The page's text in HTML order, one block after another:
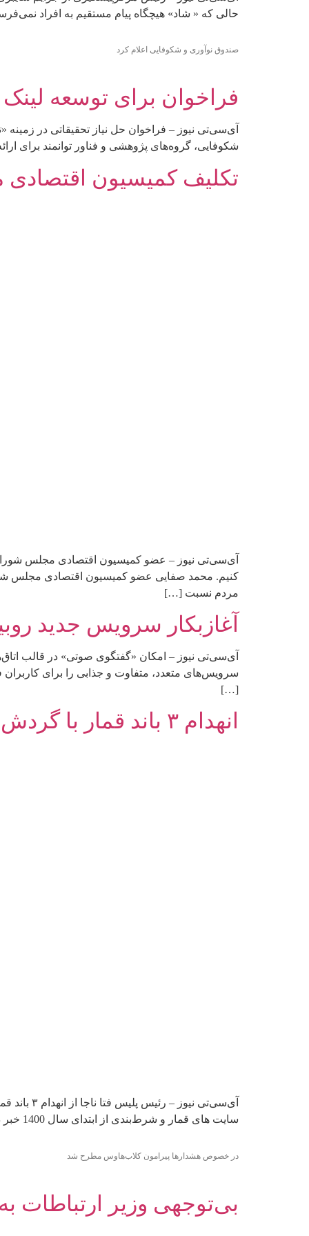
حالی که « شاد» هیچگاه پیام مستقیم به افراد
صندوق نوآوری و شکوفایی اعلام کرد
فراخوان برای توسعه
آی‌سی‌تی نیوز – فراخوان حل نیاز تحقیقاتی در
شکوفایی، گروه‌های پژوهشی و فناور توانمند برای ارائه راه‌حل مذکور باید تا ۲۰ اردیبهشت ماه سال جاری پروپوزال
تکلیف کمیسیون اقتصادی
آی‌سی‌تی نیوز – عضو کمیسیون اقتصادی مجلس
کنیم. محمد صفایی عضو کمیسیون اقتصادی مجلس
مردم نسبت […]
آغازبکار سرویس جدید
آی‌سی‌تی نیوز – امکان «گفتگوی صوتی» در قالب
سرویس‌های متعدد، متفاوت و جذابی را برای
[…]
انهدام ۳ باند قمار با گردش مالی 2هزار میلیارد تومانی!
سایت های قمار و شرط‌بندی از ابتدای سال 1400 خبر داد. سردار وحید مجید رئیس پلیس سایبری کشور در تشریح […]
در خصوص هشدارها پیرامون کلاب‌هاوس مطرح شد
بی‌توجهی وزیر ارتباطات